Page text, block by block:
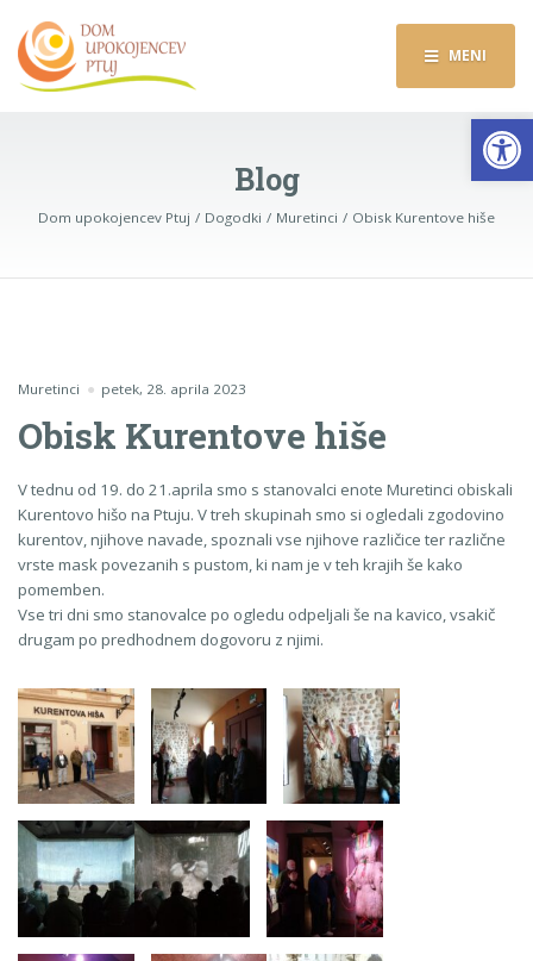
MENI
Blog
Dom upokojencev Ptuj Dogodki Muretinci Obisk Kurentove hiše
Muretinci petek, 28. aprila 2023
Obisk Kurentove hiše
V tednu od 19. do 21.aprila smo s stanovalci enote Muretinci obiskali
Kurentovo hišo na Ptuju. V treh skupinah smo si ogledali zgodovino
kurentov, njihove navade, spoznali vse njihove različice ter različne
vrste mask povezanih s pustom, ki nam je v teh krajih še kako
pomemben.
Vse tri dni smo stanovalce po ogledu odpeljali še na kavico, vsakič
drugam po predhodnem dogovoru z njimi.